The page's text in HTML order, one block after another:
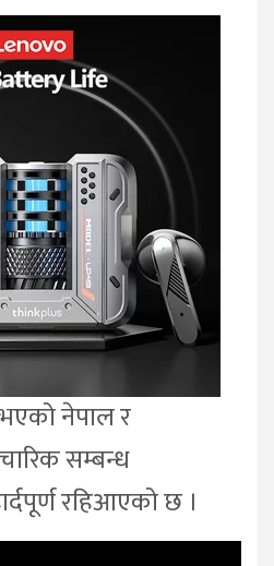
नेपाल र
सम्बन्ध
रहिआएको छ ।